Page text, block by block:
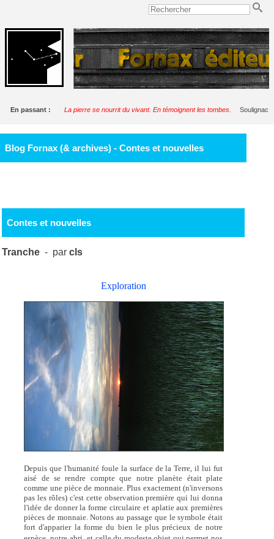
En passant : La pierre se nourrit du vivant. En témoignent les tombes. Soulignac
Blog Fornax (& archives) - Contes et nouvelles
Contes et nouvelles
Tranche - parcls
Exploration
Depuis que l'humanité foule la surface de la Terre, il lui fut
aisé de se rendre compte que notre planète était plate
comme une pièce de monnaie. Plus exactement (n'inversons
pas les rôles) c'est cette observation première qui lui donna
l'idée de donner la forme circulaire et aplatie aux premières
pièces de monnaie. Notons au passage que le symbole était
fort d'apparier la forme du bien le plus précieux de notre